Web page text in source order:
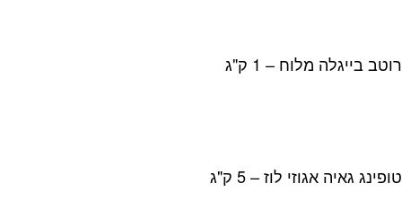
רוטב בייגלה מלוח – 1 ק"ג
טופינג גאיה אגוזי לוז – 5 ק"ג